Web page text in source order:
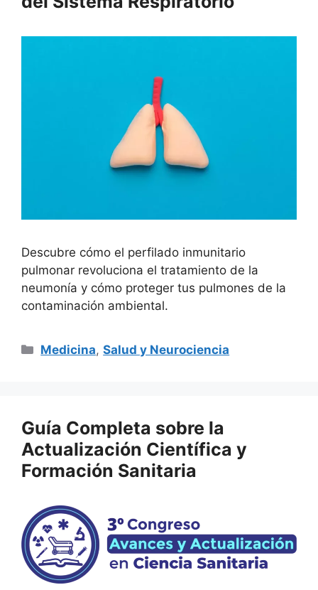
Descubre cómo el perfilado inmunitario
pulmonar revoluciona el tratamiento de la
neumonía y cómo proteger tus pulmones de la
contaminación ambiental.
Categorías
Medicina,Salud y Neurociencia
Guía Completa sobre la
Actualización Científica y
Formación Sanitaria